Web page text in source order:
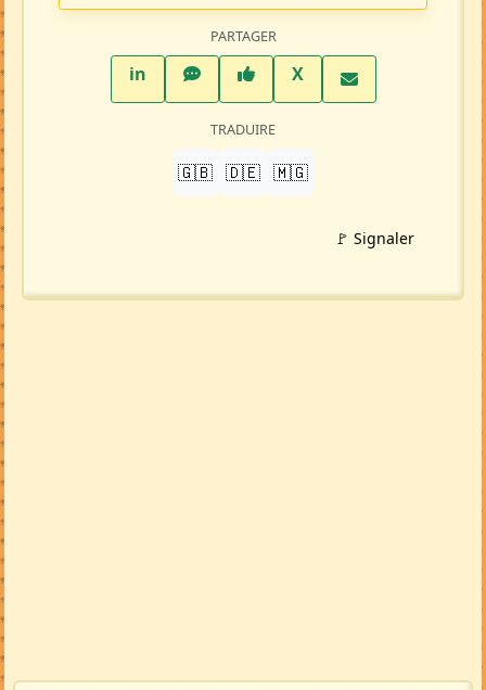
PARTAGER
inLinkedInWhatsAppFacebook
XTwitter X
TRADUIRE
🇬🇧 🇩🇪 🇲🇬
🚩 Signaler